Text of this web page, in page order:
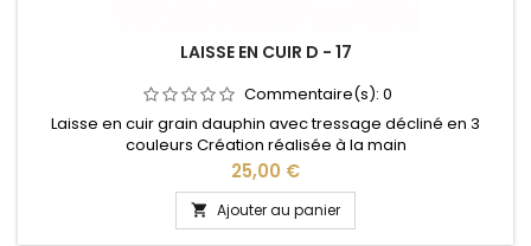
LAISSE EN CUIR D - 17
Commentaire(s): 0
Laisse en cuir grain dauphin avec tressage décliné en 3
couleurs Création réalisée à la main
Prix
25,00 €
 Ajouter au panier